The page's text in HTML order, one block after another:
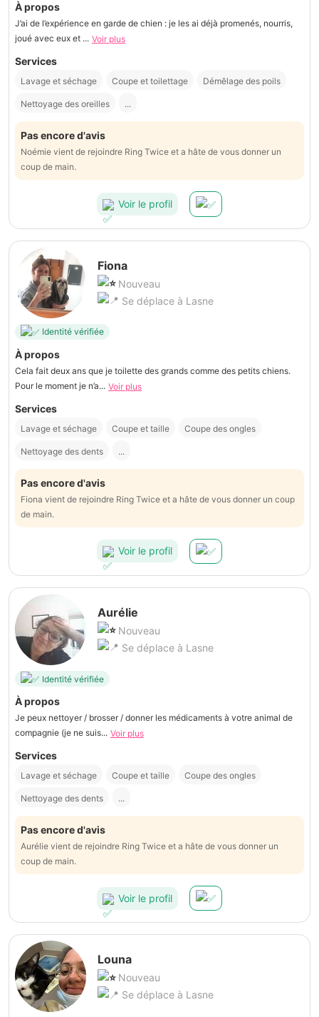
À propos
J’ai de l’expérience en garde de chien : je les ai déjà promenés, nourris,
joué avec eux et ... Voir plus
Services
Lavage et séchage Coupe et toilettage Démêlage des poils
Nettoyage des oreilles ...
Pas encore d'avis
Noémie vient de rejoindre Ring Twice et a hâte de vous donner un
coup de main.
Voir le profil
Fiona
Nouveau
Se déplace à Lasne
Identité vérifiée
À propos
Cela fait deux ans que je toilette des grands comme des petits chiens.
Pour le moment je n’a... Voir plus
Services
Lavage et séchage Coupe et taille Coupe des ongles
Nettoyage des dents ...
Pas encore d'avis
Fiona vient de rejoindre Ring Twice et a hâte de vous donner un coup
de main.
Voir le profil
Aurélie
Nouveau
Se déplace à Lasne
Identité vérifiée
À propos
Je peux nettoyer / brosser / donner les médicaments à votre animal de
compagnie (je ne suis... Voir plus
Services
Lavage et séchage Coupe et taille Coupe des ongles
Nettoyage des dents ...
Pas encore d'avis
Aurélie vient de rejoindre Ring Twice et a hâte de vous donner un
coup de main.
Voir le profil
Louna
Nouveau
Se déplace à Lasne